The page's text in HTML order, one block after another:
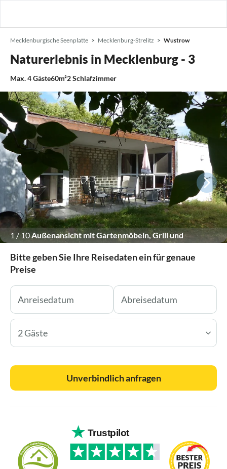
Mecklenburgische Seenplatte Mecklenburg-Strelitz Wustrow
Naturerlebnis in Mecklenburg - 3
Max.4Gäste60m²2Schlafzimmer
1 /10Außenansicht mit Gartenmöbeln, Grill und
Bitte geben Sie Ihre Reisedaten ein für genaue
Preise
2 Gäste
Unverbindlich anfragen